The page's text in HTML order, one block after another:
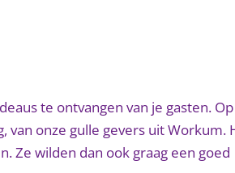
te ontvangen van je gasten. Op
van onze gulle gevers uit Workum.
Ze wilden dan ook graag een goed